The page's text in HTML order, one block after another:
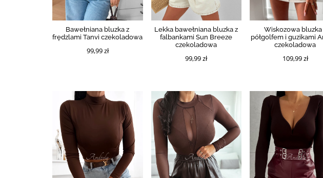
Bawełniana bluzka z
frędzlami Tanvi czekoladowa
99,99 zł
Lekka bawełniana bluzka z
falbankami Sun Breeze
czekoladowa
99,99 zł
Wiskozowa bluzka
półgolfem i guzikami
czekoladowa
109,99 zł